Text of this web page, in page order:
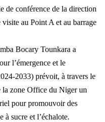
de conférence de la direction
au Point A et au barrage
Bocary Tounkara a
l’émergence et le
2033) prévoit, à travers le
la zone Office du Niger un
pour promouvoir des
à sucre et l’échalote.